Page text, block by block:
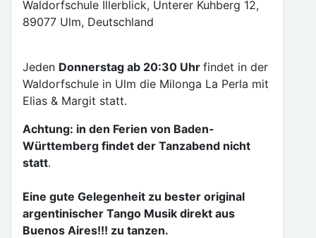
Waldorfschule Illerblick, Unterer Kuhberg 12,
89077 Ulm, Deutschland
Jeden Donnerstag ab 20:30 Uhr findet in der
Waldorfschule in Ulm die Milonga La Perla mit
Elias & Margit statt.
Achtung: in den Ferien von Baden-
Württemberg findet der Tanzabend nicht
statt.
Eine gute Gelegenheit zu bester original
argentinischer Tango Musik direkt aus
Buenos Aires!!! zu tanzen.